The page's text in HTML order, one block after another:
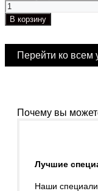
В корзину
Перейти ко всем
Почему вы
Лучшие
Наши